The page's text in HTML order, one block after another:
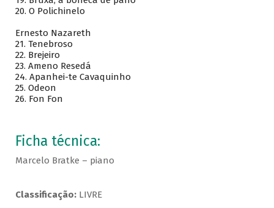
20. O Polichinelo
Ernesto Nazareth
21. Tenebroso
22. Brejeiro
23. Ameno Resedá
24. Apanhei-te Cavaquinho
25. Odeon
26. Fon Fon
Ficha técnica:
Marcelo Bratke – piano
Classificação:LIVRE